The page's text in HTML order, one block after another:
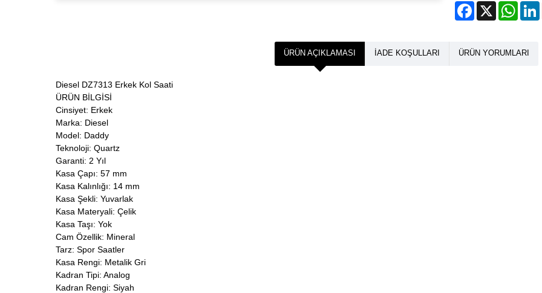
Facebook
X
ÜRÜN AÇIKLAMASI İADE KOŞULLARI ÜRÜN YORUMLARI
Diesel DZ7313 Erkek Kol Saati
ÜRÜN BİLGİSİ
Cinsiyet: Erkek
Marka: Diesel
Model: Daddy
Teknoloji: Quartz
Garanti: 2 Yıl
Kasa Çapı: 57 mm
Kasa Kalınlığı: 14 mm
Kasa Şekli: Yuvarlak
Kasa Materyali: Çelik
Kasa Taşı: Yok
Cam Özellik: Mineral
Tarz: Spor Saatler
Kasa Rengi: Metalik Gri
Kadran Tipi: Analog
Kadran Rengi: Siyah